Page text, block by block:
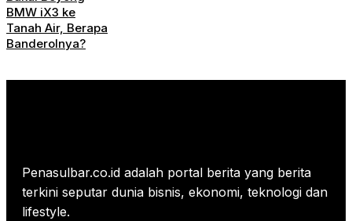
BMW iX3 ke
Tanah Air, Berapa
Banderolnya?
Penasulbar.co.id adalah portal berita yang berita
terkini seputar dunia bisnis, ekonomi, teknologi dan
lifestyle.